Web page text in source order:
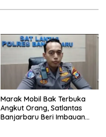
Marak Mobil Bak Terbuka
Angkut Orang, Satlantas
Banjarbaru Beri Imbauan